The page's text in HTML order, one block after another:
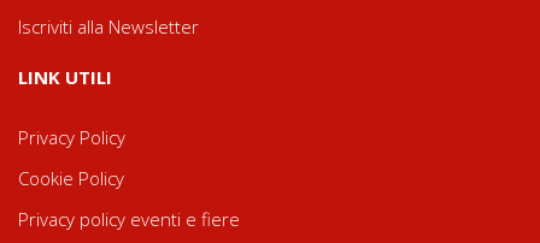
Iscriviti alla Newsletter
LINK UTILI
Privacy Policy
Cookie Policy
Privacy policy eventi e fiere